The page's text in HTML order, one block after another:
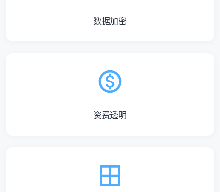
数据加密
资费透明